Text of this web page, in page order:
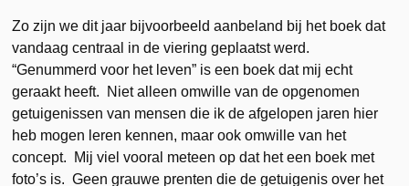
Zo zijn we dit jaar bijvoorbeeld aanbeland bij het boek dat
vandaag centraal in de viering geplaatst werd.
“Genummerd voor het leven” is een boek dat mij echt
geraakt heeft. Niet alleen omwille van de opgenomen
getuigenissen van mensen die ik de afgelopen jaren hier
heb mogen leren kennen, maar ook omwille van het
concept. Mij viel vooral meteen op dat het een boek met
foto’s is. Geen grauwe prenten die de getuigenis over het